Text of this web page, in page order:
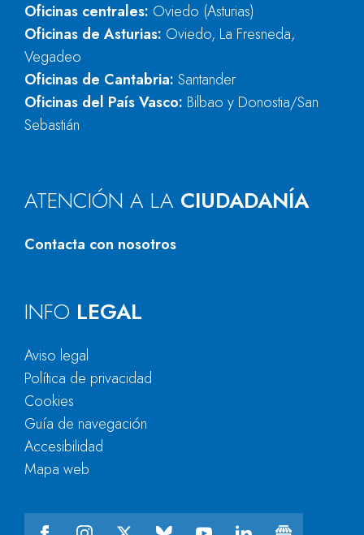
Oficinas centrales: Oviedo (Asturias)
Oficinas de Asturias: Oviedo, La Fresneda,
Vegadeo
Oficinas de Cantabria: Santander
Oficinas del País Vasco: Bilbao y Donostia/San
Sebastián
ATENCIÓN A LA CIUDADANÍA
Contacta con nosotros
INFO LEGAL
Aviso legal
Política de privacidad
Cookies
Guía de navegación
Accesibilidad
Mapa web